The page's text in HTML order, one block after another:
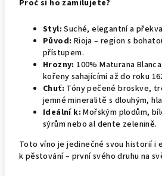
Proč si ho zamilujete?
Styl: Suché, elegantní a
Původ: Rioja – region s
přístupem.
Hrozny: 100% Maturana
kořeny sahajícími až do roku
Chuť: Tóny pečené broskve,
jemné mineralitě s dlouhým,
Ideální k: Mořským plodům,
sýrům nebo al dente zelenině.
Toto víno je jedinečné svou historií i
k pěstování – první svého druhu na